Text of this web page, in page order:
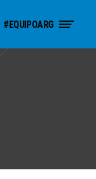
#EQUIPOARG